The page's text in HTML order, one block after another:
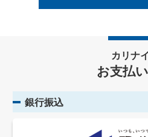
カリナ
お支払
銀行振込